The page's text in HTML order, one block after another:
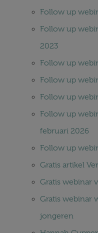
Follow up
Follow up
2023
Follow up
Follow up
Follow up
Follow up
februari 2026
Follow up
Gratis artikel
Gratis webinar
Gratis webinar
jongeren